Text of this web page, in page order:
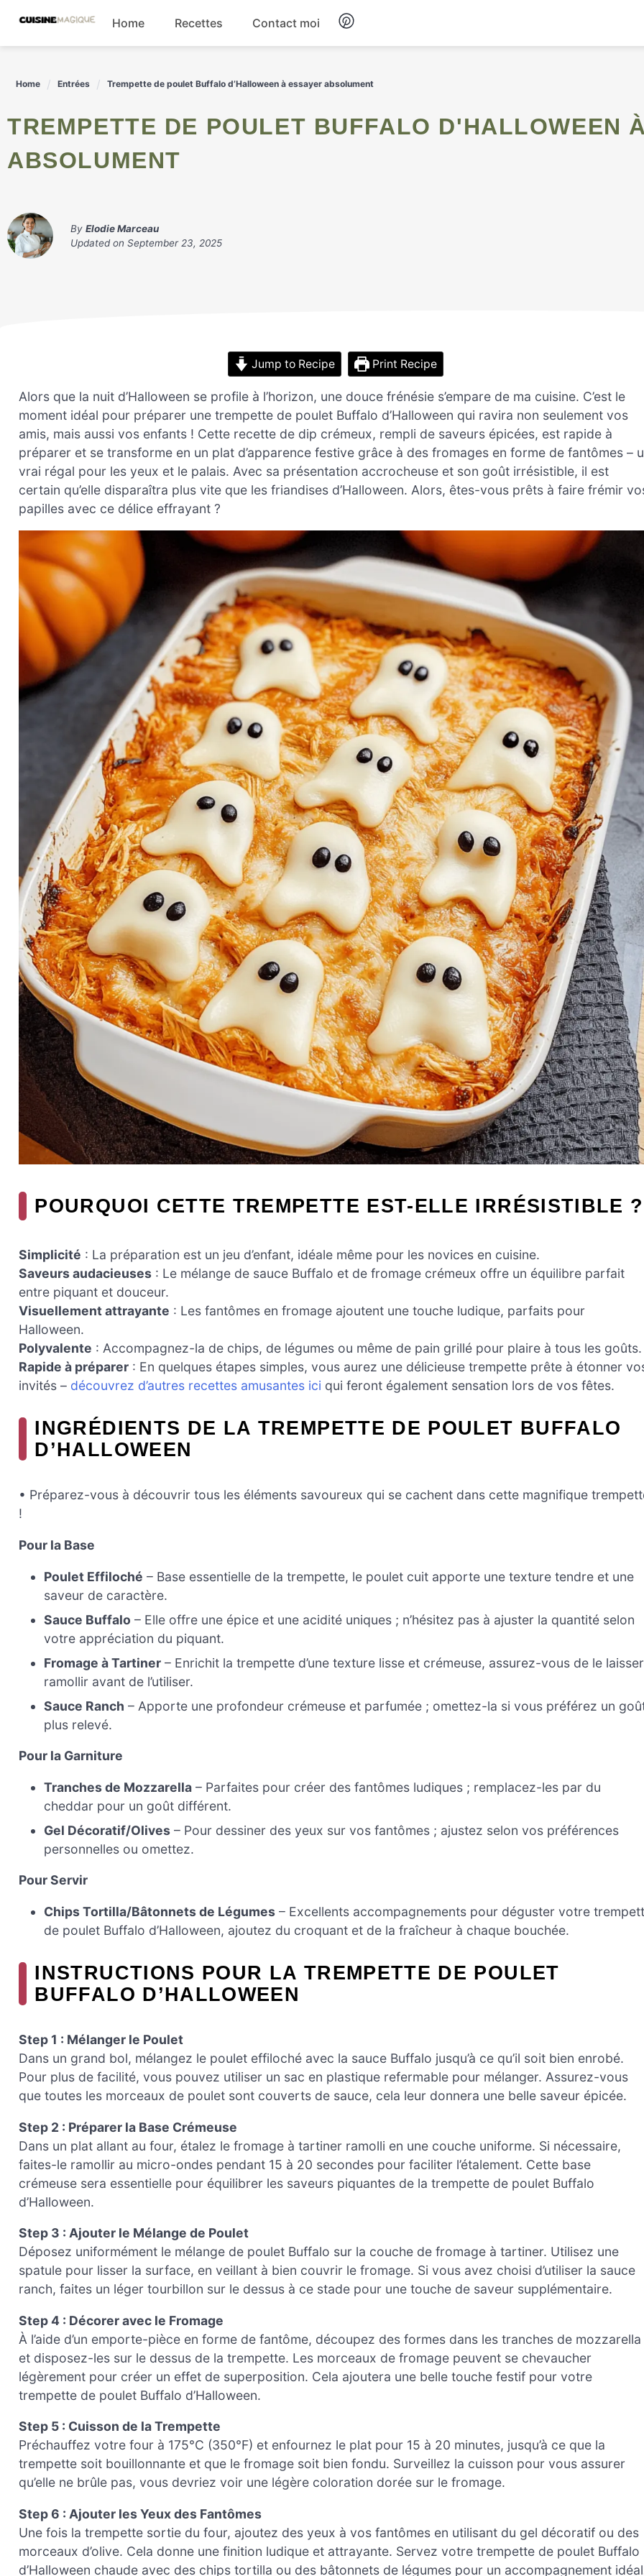
content
Home Recettes Contact moi
Home Entrées Trempette de poulet Buffalo d’Halloween à essayer absolument
TREMPETTE DE POULET BUFFALO D'HALLOWEEN À ESSAYER
ABSOLUMENT
By Elodie Marceau
Updated on September 23, 2025
Jump to Recipe Print Recipe
Alors que la nuit d’Halloween se profile à l’horizon, une douce frénésie s’empare de ma cuisine. C’est le
moment idéal pour préparer une trempette de poulet Buffalo d’Halloween qui ravira non seulement vos
amis, mais aussi vos enfants ! Cette recette de dip crémeux, rempli de saveurs épicées, est rapide à
préparer et se transforme en un plat d’apparence festive grâce à des fromages en forme de fantômes –
vrai régal pour les yeux et le palais. Avec sa présentation accrocheuse et son goût irrésistible, il est
certain qu’elle disparaîtra plus vite que les friandises d’Halloween. Alors, êtes-vous prêts à faire frémir
papilles avec ce délice effrayant ?
POURQUOI CETTE TREMPETTE EST-ELLE IRRÉSISTIBLE ?
Simplicité : La préparation est un jeu d’enfant, idéale même pour les novices en cuisine.
Saveurs audacieuses : Le mélange de sauce Buffalo et de fromage crémeux offre un équilibre parfait
entre piquant et douceur.
Visuellement attrayante : Les fantômes en fromage ajoutent une touche ludique, parfaits pour
Halloween.
Polyvalente : Accompagnez-la de chips, de légumes ou même de pain grillé pour plaire à tous les goûts.
Rapide à préparer : En quelques étapes simples, vous aurez une délicieuse trempette prête à étonner
invités – découvrez d’autres recettes amusantes ici qui feront également sensation lors de vos fêtes.
INGRÉDIENTS DE LA TREMPETTE DE POULET BUFFALO
D’HALLOWEEN
• Préparez-vous à découvrir tous les éléments savoureux qui se cachent dans cette magnifique
!
Pour la Base
Poulet Effiloché – Base essentielle de la trempette, le poulet cuit apporte une texture tendre et une
saveur de caractère.
Sauce Buffalo – Elle offre une épice et une acidité uniques ; n’hésitez pas à ajuster la quantité selon
votre appréciation du piquant.
Fromage à Tartiner – Enrichit la trempette d’une texture lisse et crémeuse, assurez-vous de le laisser
ramollir avant de l’utiliser.
Sauce Ranch – Apporte une profondeur crémeuse et parfumée ; omettez-la si vous préférez un
plus relevé.
Pour la Garniture
Tranches de Mozzarella – Parfaites pour créer des fantômes ludiques ; remplacez-les par du
cheddar pour un goût différent.
Gel Décoratif/Olives – Pour dessiner des yeux sur vos fantômes ; ajustez selon vos préférences
personnelles ou omettez.
Pour Servir
Chips Tortilla/Bâtonnets de Légumes – Excellents accompagnements pour déguster votre
de poulet Buffalo d’Halloween, ajoutez du croquant et de la fraîcheur à chaque bouchée.
INSTRUCTIONS POUR LA TREMPETTE DE POULET
BUFFALO D’HALLOWEEN
Step 1 : Mélanger le Poulet
Dans un grand bol, mélangez le poulet effiloché avec la sauce Buffalo jusqu’à ce qu’il soit bien enrobé.
Pour plus de facilité, vous pouvez utiliser un sac en plastique refermable pour mélanger. Assurez-vous
que toutes les morceaux de poulet sont couverts de sauce, cela leur donnera une belle saveur épicée.
Step 2 : Préparer la Base Crémeuse
Dans un plat allant au four, étalez le fromage à tartiner ramolli en une couche uniforme. Si nécessaire,
faites-le ramollir au micro-ondes pendant 15 à 20 secondes pour faciliter l’étalement. Cette base
crémeuse sera essentielle pour équilibrer les saveurs piquantes de la trempette de poulet Buffalo
d’Halloween.
Step 3 : Ajouter le Mélange de Poulet
Déposez uniformément le mélange de poulet Buffalo sur la couche de fromage à tartiner. Utilisez une
spatule pour lisser la surface, en veillant à bien couvrir le fromage. Si vous avez choisi d’utiliser la sauce
ranch, faites un léger tourbillon sur le dessus à ce stade pour une touche de saveur supplémentaire.
Step 4 : Décorer avec le Fromage
À l’aide d’un emporte-pièce en forme de fantôme, découpez des formes dans les tranches de mozzarella
et disposez-les sur le dessus de la trempette. Les morceaux de fromage peuvent se chevaucher
légèrement pour créer un effet de superposition. Cela ajoutera une belle touche festif pour votre
trempette de poulet Buffalo d’Halloween.
Step 5 : Cuisson de la Trempette
Préchauffez votre four à 175°C (350°F) et enfournez le plat pour 15 à 20 minutes, jusqu’à ce que la
trempette soit bouillonnante et que le fromage soit bien fondu. Surveillez la cuisson pour vous assurer
qu’elle ne brûle pas, vous devriez voir une légère coloration dorée sur le fromage.
Step 6 : Ajouter les Yeux des Fantômes
Une fois la trempette sortie du four, ajoutez des yeux à vos fantômes en utilisant du gel décoratif ou des
morceaux d’olive. Cela donne une finition ludique et attrayante. Servez votre trempette de poulet Buffalo
d’Halloween chaude avec des chips tortilla ou des bâtonnets de légumes pour un accompagnement